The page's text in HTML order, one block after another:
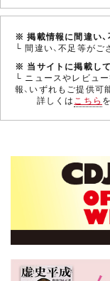
※ 掲載情報に間違い
└ 間違い、不足等がご
※ 当サイトに掲載し
└ ニュースやレビュ
報、いずれもご提供可
詳しくはこちら